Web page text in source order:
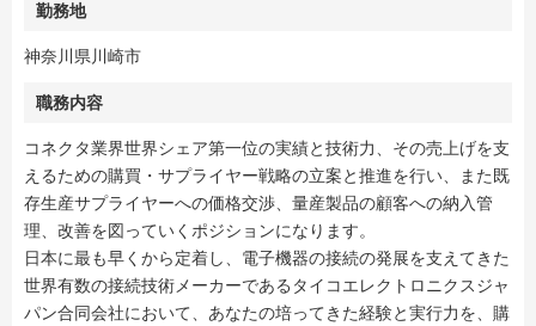
勤務地
神奈川県川崎市
職務内容
コネクタ業界世界シェア第一位の実績と技術力、その売上げを支
えるための購買・サプライヤー戦略の立案と推進を行い、また既
存生産サプライヤーへの価格交渉、量産製品の顧客への納入管
理、改善を図っていくポジションになります。
日本に最も早くから定着し、電子機器の接続の発展を支えてきた
世界有数の接続技術メーカーであるタイコエレクトロニクスジャ
パン合同会社において、あなたの培ってきた経験と実行力を、購